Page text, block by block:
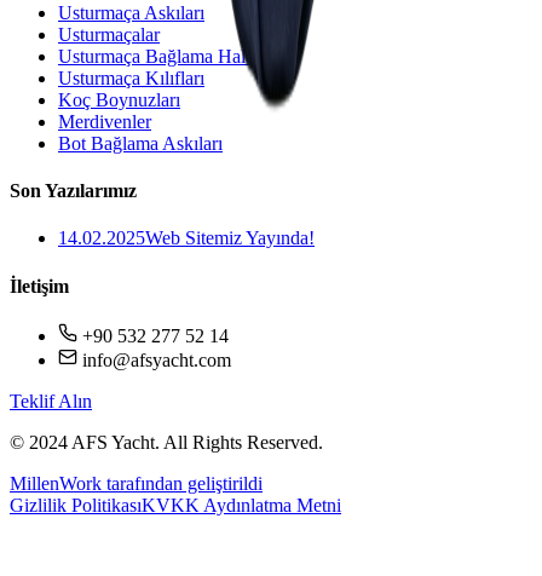
Usturmaça Askıları
Usturmaçalar
Usturmaça Bağlama Halatı
Usturmaça Kılıfları
Koç Boynuzları
Merdivenler
Bot Bağlama Askıları
Son Yazılarımız
14.02.2025Web Sitemiz Yayında!
İletişim
+90 532 277 52 14
info@afsyacht.com
Teklif Alın
© 2024 AFS Yacht. All Rights Reserved.
MillenWork tarafından geliştirildi
Gizlilik PolitikasıKVKK Aydınlatma Metni